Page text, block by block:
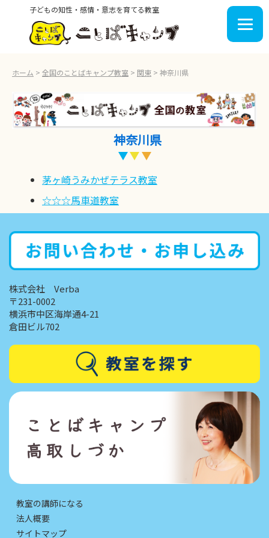
子どもの知性・感情・意志を育てる教室
ホーム > 全国のことばキャンプ教室 > 関東 > 神奈川県
神奈川県
茅ヶ崎うみかぜテラス教室
☆☆☆馬車道教室
株式会社 Verba
〒231-0002
横浜市中区海岸通4-21
倉田ビル702
教室の講師になる
法人概要
サイトマップ